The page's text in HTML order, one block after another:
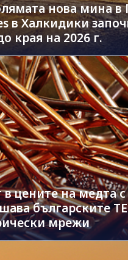
нова мина в
в Халкидики
края на 2026 г.
в цените на медта с
българските
мрежи